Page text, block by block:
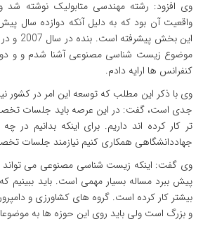
وی افزود: رشته مهندسی متابولیک نوشته شد
واقعیت آن بود که به دلیل آنکه دوازده سال
این بخش
موضوع زیست شناسی مصنوعی آشنا شدم و و دو
کنفرانس ها ارایه دادم.
وی با ذکر این مطلب که توسعه این امر در کشور
جدی است، گفت: در این عرصه باید جلسات
تر کار کرده اند داریم. برای اینکه بدانیم در
جهاددانشگاهی همکاری کنیم نیازمند جلسات
وی گفت: اینکه زیست شناسی مصنوعی می تواند
پیش ببرد مساله بسیار مهمی است. باید ببینیم
بیشتر کار کرده است. گروه های کشاورزی و
و بزرگ است ولی باید روی این حوزه ها به